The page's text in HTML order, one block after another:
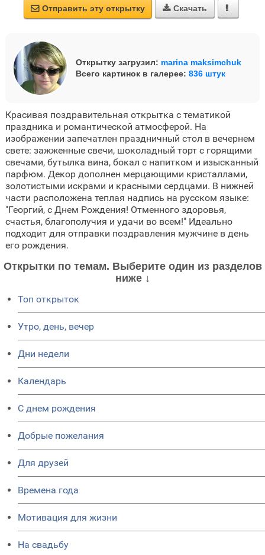
 Отправить эту открытку  Скачать 
Открытку загрузил: marina maksimchuk
Всего картинок в галерее: 836 штук
Красивая поздравительная открытка с тематикой
праздника и романтической атмосферой. На
изображении запечатлен праздничный стол в вечернем
свете: зажженные свечи, шоколадный торт с горящими
свечами, бутылка вина, бокал с напитком и изысканный
парфюм. Декор дополнен мерцающими кристаллами,
золотистыми искрами и красными сердцами. В нижней
части расположена теплая надпись на русском языке:
"Георгий, с Днем Рождения! Отменного здоровья,
счастья, благополучия и удачи во всем!" Идеально
подходит для отправки поздравления мужчине в день
его рождения.
Открытки по темам. Выберите один из разделов
ниже ↓
Топ открыток
Утро, день, вечер
Дни недели
Календарь
C днем рождения
Добрые пожелания
Для друзей
Времена года
Мотивация для жизни
На свадьбу